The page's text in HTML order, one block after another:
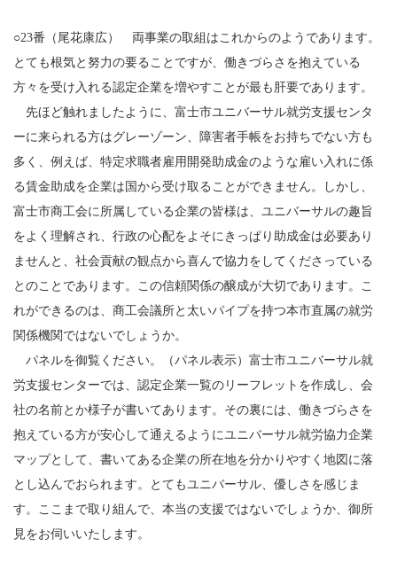
○23番（尾花康広） 両事業の取組はこれからのようであります。
とても根気と努力の要ることですが、働きづらさを抱えている
方々を受け入れる認定企業を増やすことが最も肝要であります。
先ほど触れましたように、富士市ユニバーサル就労支援センタ
ーに来られる方はグレーゾーン、障害者手帳をお持ちでない方も
多く、例えば、特定求職者雇用開発助成金のような雇い入れに係
る賃金助成を企業は国から受け取ることができません。しかし、
富士市商工会に所属している企業の皆様は、ユニバーサルの趣旨
をよく理解され、行政の心配をよそにきっぱり助成金は必要あり
ませんと、社会貢献の観点から喜んで協力をしてくださっている
とのことであります。この信頼関係の醸成が大切であります。こ
れができるのは、商工会議所と太いパイプを持つ本市直属の就労
関係機関ではないでしょうか。
パネルを御覧ください。（パネル表示）富士市ユニバーサル就
労支援センターでは、認定企業一覧のリーフレットを作成し、会
社の名前とか様子が書いてあります。その裏には、働きづらさを
抱えている方が安心して通えるようにユニバーサル就労協力企業
マップとして、書いてある企業の所在地を分かりやすく地図に落
とし込んでおられます。とてもユニバーサル、優しさを感じま
す。ここまで取り組んで、本当の支援ではないでしょうか、御所
見をお伺いいたします。